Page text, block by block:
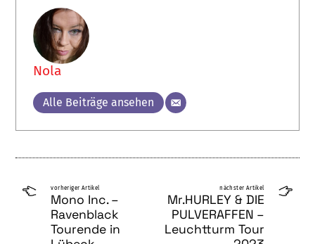
Nola
Alle Beiträge ansehen
vorheriger Artikel
Mono Inc. –
Ravenblack
Tourende in
nächster Artikel
Mr.HURLEY & DIE
PULVERAFFEN –
Leuchtturm Tour